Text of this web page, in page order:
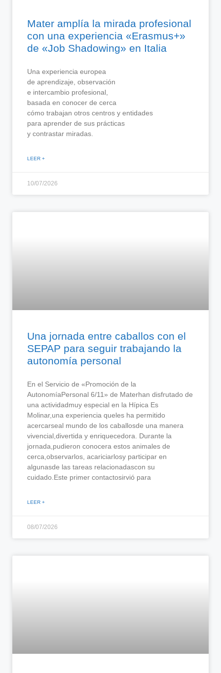
Mater amplía la mirada profesional
con una experiencia «Erasmus+»
de «Job Shadowing» en Italia
Una experiencia europea
de aprendizaje, observación
e intercambio profesional,
basada en conocer de cerca
cómo trabajan otros centros y entidades
para aprender de sus prácticas
y contrastar miradas.
LEER +
10/07/2026
Una jornada entre caballos con el
SEPAP para seguir trabajando la
autonomía personal
En el Servicio de «Promoción de la
AutonomíaPersonal 6/11» de Materhan disfrutado de
una actividadmuy especial en la Hípica Es
Molinar,una experiencia queles ha permitido
acercarseal mundo de los caballosde una manera
vivencial,divertida y enriquecedora. Durante la
jornada,pudieron conocera estos animales de
cerca,observarlos, acariciarlosy participar en
algunasde las tareas relacionadascon su
cuidado.Este primer contactosirvió para
LEER +
08/07/2026